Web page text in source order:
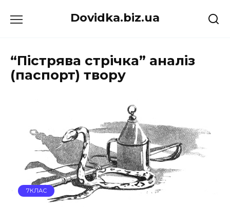
до
Dovidka.biz.ua
“Пістрява стрічка” аналіз
(паспорт) твору
7КЛАС